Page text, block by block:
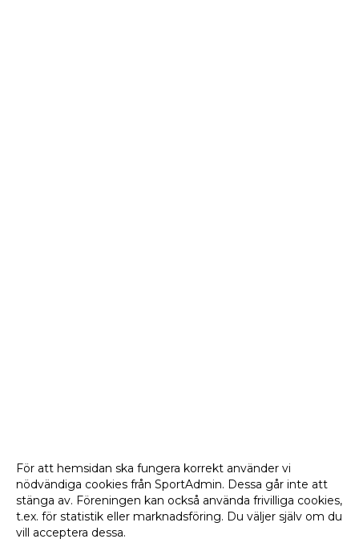
För att hemsidan ska fungera korrekt använder vi
nödvändiga cookies från SportAdmin. Dessa går inte att
stänga av. Föreningen kan också använda frivilliga cookies,
t.ex. för statistik eller marknadsföring. Du väljer själv om du
vill acceptera dessa.